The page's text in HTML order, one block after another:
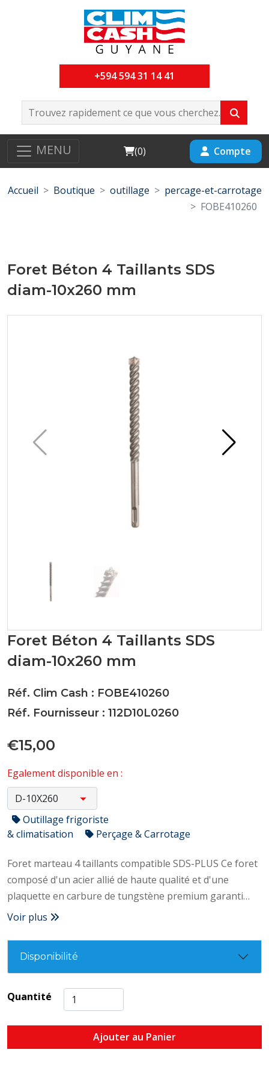
+594 594 31 14 41
MENU Cart
(0) Compte
Accueil Boutique outillage
percage-et-carrotage
FOBE410260
Foret Béton 4 Taillants SDS
diam-10x260 mm
Foret Béton 4 Taillants SDS
diam-10x260 mm
Réf. Clim Cash : FOBE410260
Réf. Fournisseur : 112D10L0260
€15,00
Egalement disponible en :
Outillage frigoriste
& climatisation
Perçage & Carrotage
Foret marteau 4 taillants compatible SDS-PLUS Ce foret
composé d'un acier allié de haute qualité et d'une
plaquette en carbure de tungstène premium garanti
performance et robustesse même dans les bétons les
centrage – Listel fin – Angle de plaquette à 150° – Acier
allié de haute qualité – Plaquette carbure tungstène
premium – Hélice roulée – Plus rapide – Grande durée
de vie – Partie centrale du corps plus épaisse pour
moins d’usure – Meilleure extraction des poussières –
Meilleure résistance à la torsion – Restitue 100% de la
frappe du marteau perforateur – Effet brise béton
Voir plus
Disponibilité
Quantité
Ajouter au Panier